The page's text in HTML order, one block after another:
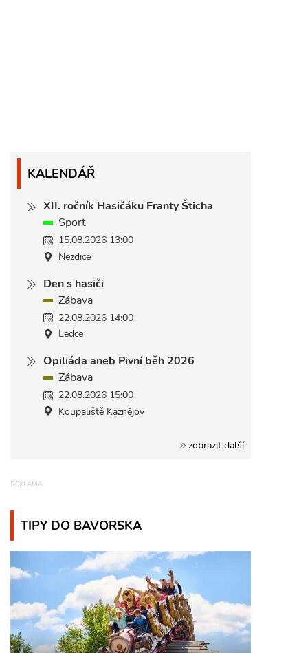
KALENDÁŘ
XII. ročník Hasičáku Franty Šticha
Sport
15.08.2026 13:00
Nezdice
Den s hasiči
Zábava
22.08.2026 14:00
Ledce
Opiliáda aneb Pivní běh 2026
Zábava
22.08.2026 15:00
Koupaliště Kaznějov
zobrazit další
TIPY DO BAVORSKA